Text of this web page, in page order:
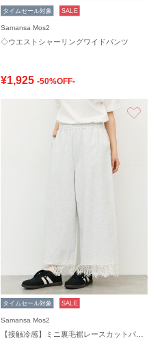
タイムセール対象 SALE
Samansa Mos2
◇ウエストシャーリングワイドパンツ
¥1,925 -50%OFF-
タイムセール対象 SALE
Samansa Mos2